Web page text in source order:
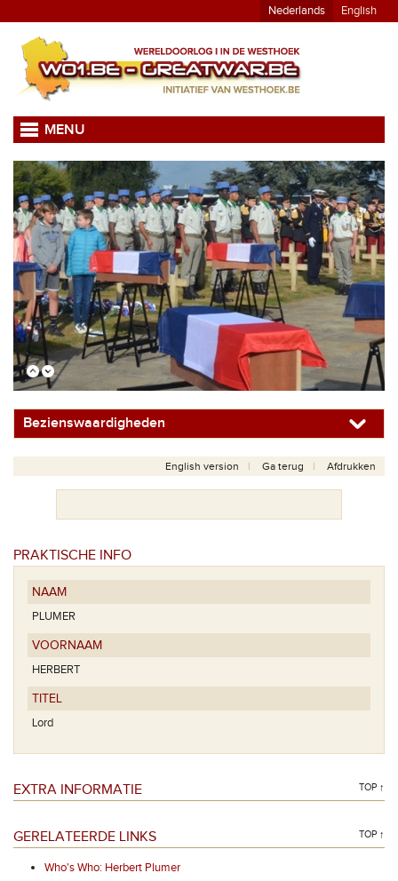
Nederlands English
MENU
Bezienswaardigheden
English version Ga terug Afdrukken
PRAKTISCHE INFO
NAAM
PLUMER
VOORNAAM
HERBERT
TITEL
Lord
EXTRA INFORMATIE TOP ↑
GERELATEERDE LINKS TOP ↑
Who's Who: Herbert Plumer